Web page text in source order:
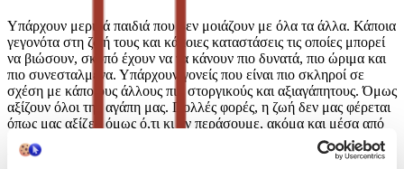
Υπάρχουν μερικά παιδιά που δεν μοιάζουν με όλα τα άλλα. Κάποια
γεγονότα στη ζωή τους και κάποιες καταστάσεις τις οποίες μπορεί
να βιώσουν, σκοπό έχουν να τα κάνουν πιο δυνατά, πιο ώριμα και
πιο συνεσταλμένα. Υπάρχουν γονείς που είναι πιο σκληροί σε
σχέση με κάποιους άλλους πιο στοργικούς και αξιαγάπητους. Όμως
αξίζουν όλοι την αγάπη μας. Πολλές φορές, η ζωή δεν μας φέρεται
όπως μας αξίζει, όμως ό,τι κι αν περάσουμε, ακόμα και μέσα από
καταιγίδες αν περπατήσουμε, καλό θα είναι να το αντιμετωπίζουμε
ψύχραιμα και ώριμα. Όπως έκανε κι ο μικρός μας φίλος, ο